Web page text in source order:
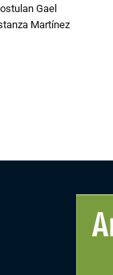
Gael
Martínez